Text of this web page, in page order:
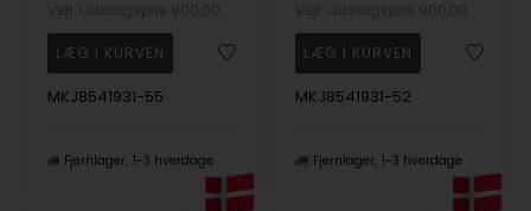
MKJ8541931-55
Fjernlager 1-3 hverdage
MKJ8541931-52
Fjernlager 1-3 hverdage